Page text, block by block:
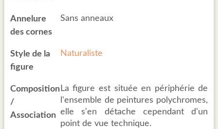
Annelure
des cornes
Sans anneaux
Style de la
figure
Naturaliste
Composition
/
Association
La figure est située en périphérie de
l'ensemble de peintures polychromes,
elle s'en détache cependant d'un
point de vue technique.